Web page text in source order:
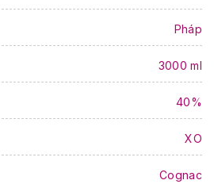
Pháp
3000 ml
40%
XO
Cognac